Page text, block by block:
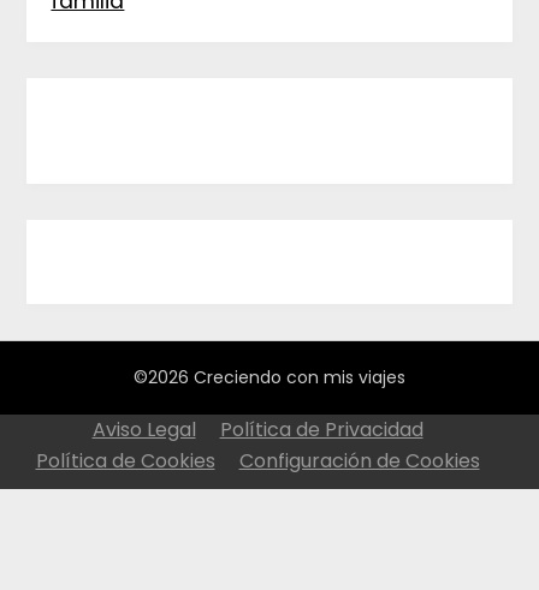
©2026 Creciendo con mis viajes
Aviso Legal
Política de Privacidad
Política de Cookies
Configuración de Cookies